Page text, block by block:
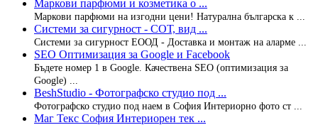
Маркови парфюми и козметика о ...
Маркови парфюми на изгодни цени! Натурална българска к ...
Системи за сигурност - СОТ, вид ...
Системи за сигурност ЕООД - Доставка и монтаж на аларме ...
SEO Оптимизация за Google и Facebook
Бъдете номер 1 в Google. Качествена SEO (оптимизация за
Google) ...
BeshStudio - Фотографско студио под ...
Фотографско студио под наем в София Интериорно фото ст ...
Маг Текс София Интериорен тек ...